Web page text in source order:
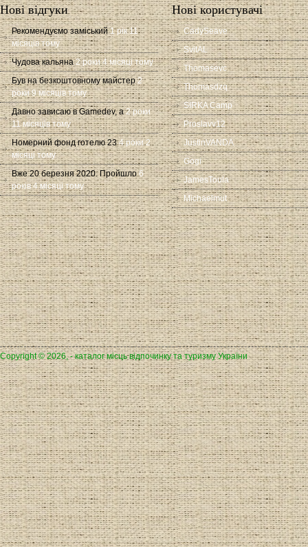
Нові відгуки
Рекомендуємо заміський 1 рік 11
місяців тому
Чудова кальяна 2 роки 4 місяці тому
Був на безкоштовному майстер 2
роки 9 місяців тому
Давно зависаю в Gamedev, а 2 роки
11 місяців тому
Номерний фонд готелю 23 4 роки 2
місяці тому
Вже 20 березня 2020. Пройшло 6
років 4 місяці тому
Нові користувачі
CadySeave
SvitAL
Thomasevc
Thomasdzq
SIRKA Camp
Proslavv12
JustinVANDA
Gogi
JamesToula
Michaelmut
Copyright © 2026, - каталог місць відпочинку та туризму України